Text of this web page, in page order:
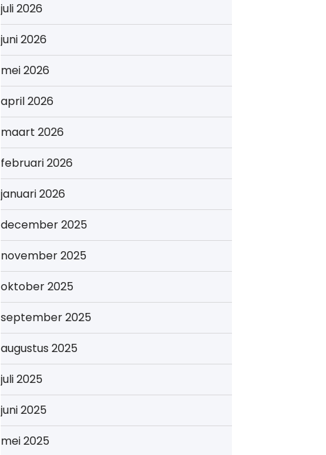
juli 2026
juni 2026
mei 2026
april 2026
maart 2026
februari 2026
januari 2026
december 2025
november 2025
oktober 2025
september 2025
augustus 2025
juli 2025
juni 2025
mei 2025